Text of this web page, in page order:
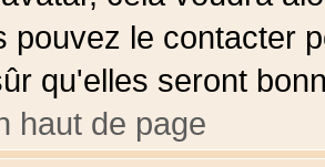
pouvez le contacter
qu'elles seront
haut de page